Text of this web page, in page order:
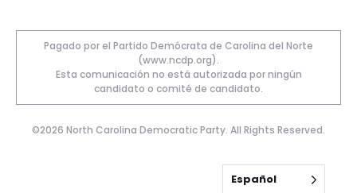
Pagado por el Partido Demócrata de Carolina del Norte
(www.ncdp.org).
Esta comunicación no está autorizada por ningún
candidato o comité de candidato.
©2026 North Carolina Democratic Party. All Rights Reserved.
Español